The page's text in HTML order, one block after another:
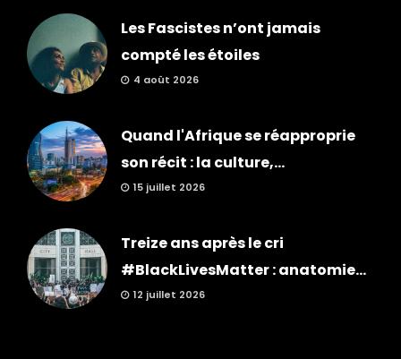
Les Fascistes n’ont jamais
compté les étoiles
4 août 2026
Quand l'Afrique se réapproprie
son récit : la culture,...
15 juillet 2026
Treize ans après le cri
#BlackLivesMatter : anatomie...
12 juillet 2026